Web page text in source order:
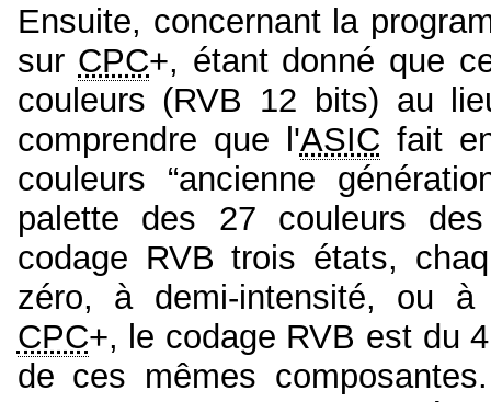
Ensuite, concernant la
sur CPC+, étant donné que
couleurs (RVB 12 bits) au
comprendre que l'ASIC fait
couleurs “ancienne
palette des 27 couleurs
codage RVB trois états,
zéro, à demi-intensité, ou
CPC+, le codage RVB est du
de ces mêmes